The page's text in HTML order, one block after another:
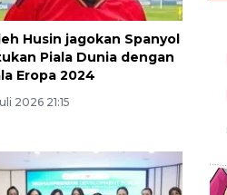
Husin jagokan Spanyol
Piala Dunia dengan
Eropa 2024
2026 21:15